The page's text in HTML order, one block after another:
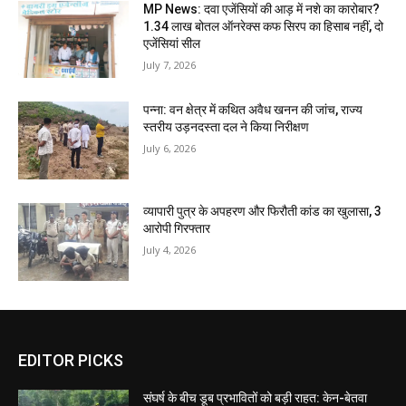
MP News: दवा एजेंसियों की आड़ में नशे का कारोबार?
1.34 लाख बोतल ऑनरेक्स कफ सिरप का हिसाब नहीं, दो
एजेंसियां सील
July 7, 2026
पन्ना: वन क्षेत्र में कथित अवैध खनन की जांच, राज्य
स्तरीय उड़नदस्ता दल ने किया निरीक्षण
July 6, 2026
व्यापारी पुत्र के अपहरण और फिरौती कांड का खुलासा, 3
आरोपी गिरफ्तार
July 4, 2026
EDITOR PICKS
संघर्ष के बीच डूब प्रभावितों को बड़ी राहत: केन-बेतवा